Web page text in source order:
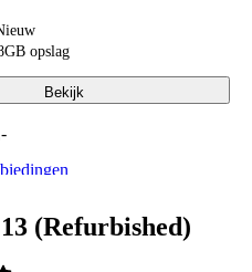
aanbiedingen
verlengen
opslag
Bekijk
(Refurbished)